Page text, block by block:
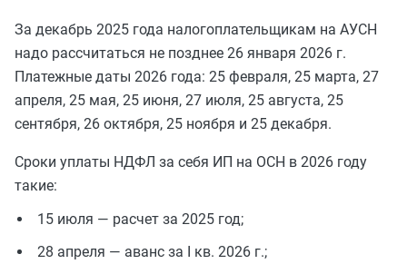
За декабрь 2025 года налогоплательщикам на АУСН
надо рассчитаться не позднее 26 января 2026 г.
Платежные даты 2026 года: 25 февраля, 25 марта, 27
апреля, 25 мая, 25 июня, 27 июля, 25 августа, 25
сентября, 26 октября, 25 ноября и 25 декабря.
Сроки уплаты НДФЛ за себя ИП на ОСН в 2026 году
такие:
15 июля — расчет за 2025 год;
28 апреля — аванс за I кв. 2026 г.;